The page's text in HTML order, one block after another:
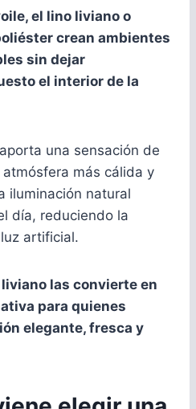
el lino liviano o
crean ambientes
sin dejar
el interior de la
una sensación de
más cálida y
iluminación natural
día, reduciendo la
artificial.
las convierte en
para quienes
elegante, fresca y